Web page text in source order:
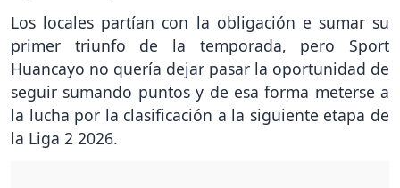
Los locales partían con la obligación e sumar su
primer triunfo de la temporada, pero Sport
Huancayo no quería dejar pasar la oportunidad de
seguir sumando puntos y de esa forma meterse a
la lucha por la clasificación a la siguiente etapa de
la Liga 2 2026.